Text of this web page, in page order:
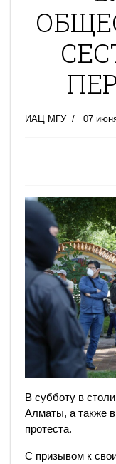
ИАЦ МГУ 07
В субботу в
Алматы, а также
протеста.
С призывом к